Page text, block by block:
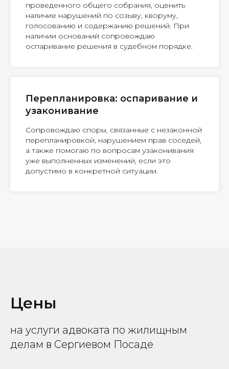
проведенного общего собрания, оценить
наличие нарушений по созыву, кворуму,
голосованию и содержанию решений. При
наличии оснований сопровождаю
оспаривание решения в судебном порядке.
Перепланировка: оспаривание и
узаконивание
Сопровождаю споры, связанные с незаконной
перепланировкой, нарушением прав соседей,
а также помогаю по вопросам узаконивания
уже выполненных изменений, если это
допустимо в конкретной ситуации.
Цены
на услуги адвоката по жилищным
делам в Сергиевом Посаде